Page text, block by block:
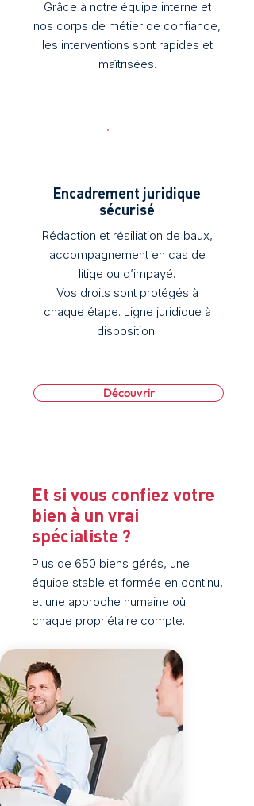
Grâce à notre équipe interne et
nos corps de métier de confiance,
les interventions sont rapides et
maîtrisées.
Encadrement juridique
sécurisé
Rédaction et résiliation de baux,
accompagnement en cas de
litige ou d’impayé.
Vos droits sont protégés à
chaque étape. Ligne juridique à
disposition.
Découvrir
Et si vous confiez votre
bien à un vrai
spécialiste ?
Plus de 650 biens gérés, une
équipe stable et formée en continu,
et une approche humaine où
chaque propriétaire compte.